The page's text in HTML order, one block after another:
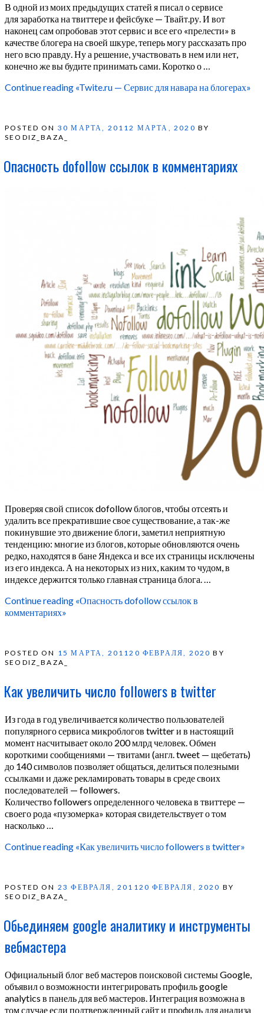
В одной из моих предыдущих статей я писал о сервисе
для заработка на твиттере и фейсбуке — Твайт.ру. И вот
наконец сам опробовав этот сервис и все его «прелести» в
качестве блогера на своей шкуре, теперь могу рассказать про
него всю правду. Ну а решение, участвовать в нем или нет,
конечно же вы будите принимать сами. Коротко о …
Continue reading «Twite.ru — Сервис для навара на блогерах»
POSTED ON 30 МАРТА, 20112 МАРТА, 2020 BY
SEODIZ_BAZA_
Опасность dofollow ссылок в комментариях
Проверяя свой список dofollow блогов, чтобы отсеять и
удалить все прекратившие свое существование, а так-же
покинувшие это движение блоги, заметил неприятную
тенденцию: многие из блогов, которые обновляются очень
редко, находятся в бане Яндекса и все их страницы исключены
из его индекса. А на некоторых из них, каким то чудом, в
индексе держится только главная страница блога. …
Continue reading «Опасность dofollow ссылок в
комментариях»
POSTED ON 15 МАРТА, 201120 ФЕВРАЛЯ, 2020 BY
SEODIZ_BAZA_
Как увеличить число followers в twitter
Из года в год увеличивается количество пользователей
популярного сервиса микроблогов twitter и в настоящий
момент насчитывает около 200 млрд человек. Обмен
короткими сообщениями — твитами (англ. tweet — щебетать)
до 140 символов позволяет общаться, делиться полезными
ссылками и даже рекламировать товары в среде своих
последователей — followers.
Количество followers определенного человека в твиттере —
своего рода «пузомерка» которая свидетельствует о том
насколько …
Continue reading «Как увеличить число followers в twitter»
POSTED ON 23 ФЕВРАЛЯ, 201120 ФЕВРАЛЯ, 2020 BY
SEODIZ_BAZA_
Обьединяем google аналитику и инструменты
вебмастера
Официальный блог веб мастеров поисковой системы Google,
объявил о возможности интегрировать профиль google
analytics в панель для веб мастеров. Интеграция возможна в
том случае если подтвержденный сайт и профиль для анализа